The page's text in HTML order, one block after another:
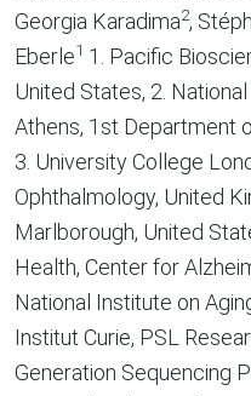
Georgia Karadima2,
Eberle1 1. Pacific
United States, 2.
Athens, 1st Department
3. University College
Ophthalmology, United
Marlborough, United
Health, Center for
National Institute on
Institut Curie, PSL
Generation Sequencing